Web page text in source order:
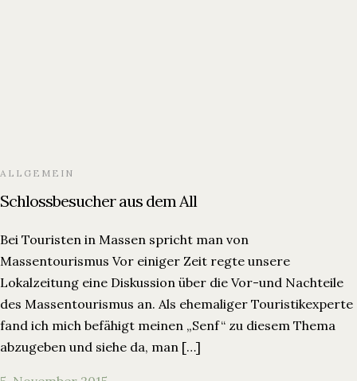
ALLGEMEIN
Schlossbesucher aus dem All
Bei Touristen in Massen spricht man von
Massentourismus Vor einiger Zeit regte unsere
Lokalzeitung eine Diskussion über die Vor-und Nachteile
des Massentourismus an. Als ehemaliger Touristikexperte
fand ich mich befähigt meinen „Senf“ zu diesem Thema
abzugeben und siehe da, man […]